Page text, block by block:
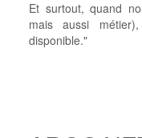
Et surtout, quand
mais aussi
disponible."